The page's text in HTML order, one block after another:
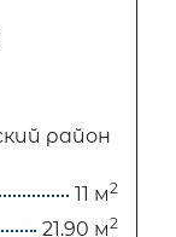
район
11 м2
21.90 м2